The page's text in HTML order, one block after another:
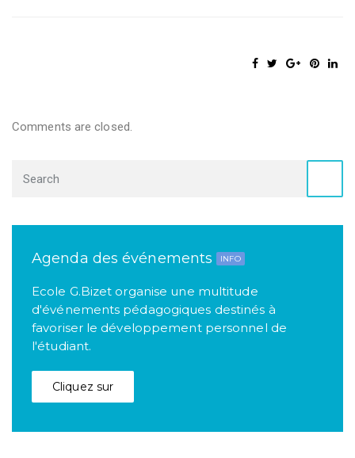
Comments are closed.
Agenda des événements INFO
Ecole G.Bizet organise une multitude
d'événements pédagogiques destinés à
favoriser le développement personnel de
l'étudiant.
Cliquez sur